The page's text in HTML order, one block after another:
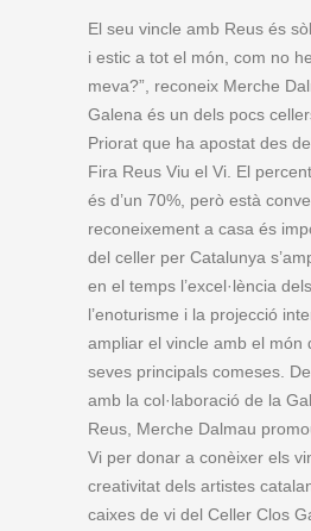
El seu vincle amb Reus és
i estic a tot el món, com no
meva?”, reconeix Merche
Galena és un dels pocs
Priorat que ha apostat des
Fira Reus Viu el Vi. El
és d’un 70%, però està
reconeixement a casa és
del celler per Catalunya
en el temps l’excel·lència
l’enoturisme i la projecció
ampliar el vincle amb el món
seves principals comeses.
amb la col·laboració de la
Reus, Merche Dalmau
Vi per donar a conèixer els
creativitat dels artistes
caixes de vi del Celler Clos